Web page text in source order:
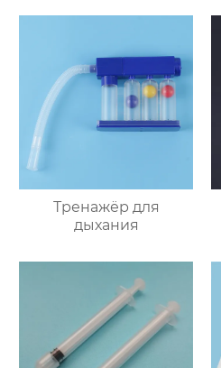
Тренажёр для
дыхания